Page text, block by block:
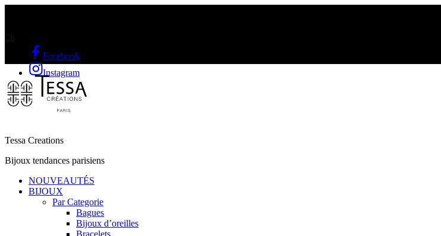
Facebook
Instagram
LIVRAISON GRATUITE A PARTIR DE RS2000
Tessa Creations
Bijoux tendances parisiens
NOUVEAUTÉS
BIJOUX
Par Categorie
Bagues
Bijoux d’oreilles
Bracelets